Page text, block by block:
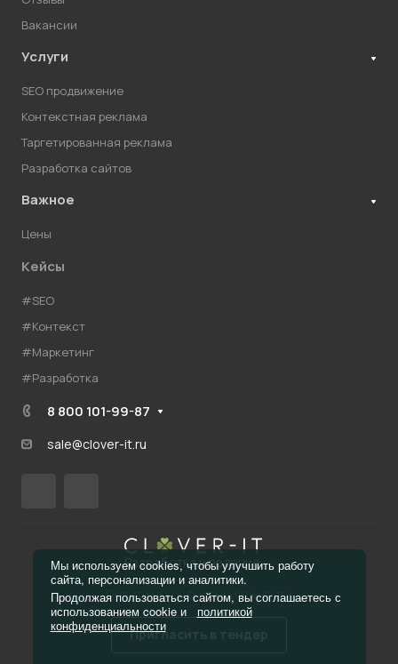
Вакансии
Услуги
SEO продвижение
Контекстная реклама
Таргетированная реклама
Разработка сайтов
Важное
Цены
Кейсы
#SEO
#Контекст
#Маркетинг
#Разработка
8 800 101-99-87
sale@clover-it.ru
Пригласить в тендер
Политика конфиденциальности
Разработка и ведение
Мы используем cookies, чтобы улучшить работу
сайта, персонализации и аналитики.
Продолжая пользоваться сайтом, вы соглашаетесь с
использованием cookie и
политикой
конфиденциальности